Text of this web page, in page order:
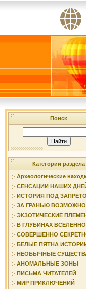
Поиск
Категории раздела
Археологические
СЕНСАЦИИ НАШИХ
ИСТОРИЯ ПОД
ЗА ГРАНЬЮ
ЭКЗОТИЧЕСКИЕ
В ГЛУБИНАХ
СОВЕРШЕННО
БЕЛЫЕ ПЯТНА
НЕОБЫЧНЫЕ
АНОМАЛЬНЫЕ ЗОНЫ
ПИСЬМА ЧИТАТЕЛЕЙ
МИР ПРИКЛЮЧЕНИЙ